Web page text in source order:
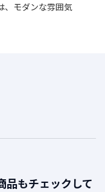
、モダンな雰囲気
品もチェックして